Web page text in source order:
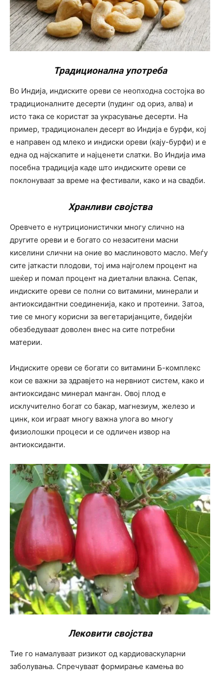
Традиционална употреба
Во Индија, индиските ореви се неопходна состојка во
традиционалните десерти (пудинг од ориз, алва) и
исто така се користат за украсување десерти. На
пример, традиционален десерт во Индија е бурфи, кој
е направен од млеко и индиски ореви (кају-бурфи) и е
една од најскапите и најценети слатки. Во Индија има
посебна традиција каде што индиските ореви се
поклонуваат за време на фестивали, како и на свадби.
Хранливи својства
Оревчето е нутриционистички многу слично на
другите ореви и е богато со незаситени масни
киселини слични на оние во маслиновото масло. Меѓу
сите јаткасти плодови, тој има најголем процент на
шеќер и помал процент на диетални влакна. Сепак,
индиските ореви се полни со витамини, минерали и
антиоксидантни соединенија, како и протеини. Затоа,
тие се многу корисни за вегетаријанците, бидејќи
обезбедуваат доволен внес на сите потребни
материи.
Индиските ореви се богати со витамини Б-комплекс
кои се важни за здравјето на нервниот систем, како и
антиоксиданс минерал манган. Овој плод е
исклучително богат со бакар, магнезиум, железо и
цинк, кои играат многу важна улога во многу
физиолошки процеси и се одличен извор на
антиоксиданти.
Лековити својства
Тие го намалуваат ризикот од кардиоваскуларни
заболувања. Спречуваат формирање камења во